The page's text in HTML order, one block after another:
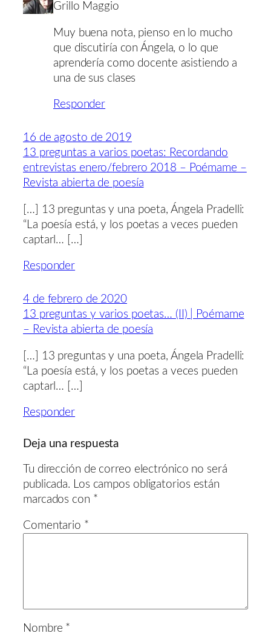
Grillo Maggio
Muy buena nota, pienso en lo mucho
que discutiría con Ángela, o lo que
aprendería como docente asistiendo a
una de sus clases
Responder
16 de agosto de 2019
13 preguntas a varios poetas: Recordando
entrevistas enero/febrero 2018 – Poémame –
Revista abierta de poesía
[…] 13 preguntas y una poeta, Ángela Pradelli:
“La poesía está, y los poetas a veces pueden
captarl… […]
Responder
4 de febrero de 2020
13 preguntas y varios poetas… (II) | Poémame
– Revista abierta de poesía
[…] 13 preguntas y una poeta, Ángela Pradelli:
“La poesía está, y los poetas a veces pueden
captarl… […]
Responder
Deja una respuesta
Tu dirección de correo electrónico no será
publicada.
Los campos obligatorios están
marcados con *
Comentario *
Nombre *